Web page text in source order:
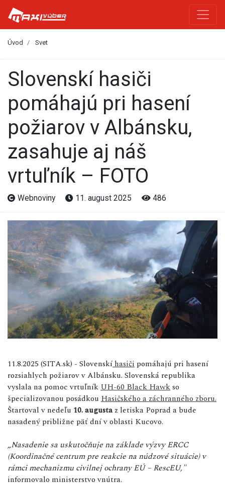
Úvod Svet
Slovenskí hasiči
pomáhajú pri hasení
požiarov v Albánsku,
zasahuje aj náš
vrtuľník – FOTO
Webnoviny 11. august 2025 486
11.8.2025 (SITA.sk) - Slovenskí hasiči pomáhajú pri hasení
rozsiahlych požiarov v Albánsku. Slovenská republika
vyslala na pomoc vrtuľník UH-60 Black Hawkso
špecializovanou posádkou Hasičského a záchranného zboru.
Štartoval v nedeľu 10. augusta z letiska Poprad a bude
nasadený približne päť dní v oblasti Kucovo.
„Nasadenie sa uskutočňuje na základe výzvy ERCC
(Koordinačné centrum pre reakcie na núdzové situácie) v
rámci mechanizmu civilnej ochrany EÚ – RescEU,"
informovalo ministerstvo vnútra.